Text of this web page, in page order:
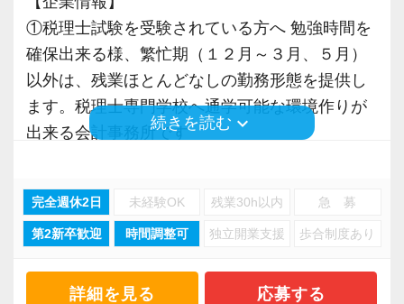
私も新しい経験にチャレンジしたいと思い、渋
谷オフィスの開設に合わせて、責任者になりた
いと立候補しました。
主体性のある人にはキャリアアップとレベルア
ップのチャンスも広がり、経験者なら実務だけ
でなくマネジメントの経験も積めます。
オフィス責任者として心がけているのは、何で
も気軽に話せる雰囲気と一人一人の考え方を尊
重することです。
常に柔軟さを忘れずに接したいと思っていま
私たちは、「家庭を大切にしながら、自分らし
く働きたい」という方を応援しています。
あなたのペースで少しずつ成長し、長く活躍し
ていただけることを楽しみにしています。
の新オフィスへ移転します。駅近で通勤しやす
く、ランチや仕事帰りのお買い物にも便利な好
立地です！
①税理士試験を受験されている方へ 勉強時間を
確保出来る様、繁忙期（１２月～３月、５月）
以外は、残業ほとんどなしの勤務形態を提供し
ます。税理士専門学校へ通学可能な環境作りが
出来る会計事務所です
③在宅勤務は、部長クラスのみで、一般社員は
基本的に出勤し、業務を行っていただきます
与・達人・MJSミロク情報サービスの会計ソフ
続きを読む keyboard_arrow_down
完全週休2日 未経験OK 残業30h以内 急 募
第2新卒歓迎 時間調整可 独立開業支援 歩合制度あり
詳細を見る 応募する